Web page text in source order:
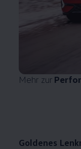
Mehr zur
Goldenes